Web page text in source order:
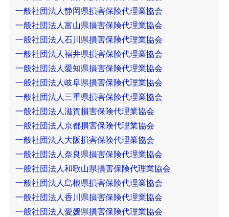
一般社団法人静岡県損害保険代理業協会
一般社団法人富山県損害保険代理業協会
一般社団法人石川県損害保険代理業協会
一般社団法人福井県損害保険代理業協会
一般社団法人愛知県損害保険代理業協会
一般社団法人岐阜県損害保険代理業協会
一般社団法人三重県損害保険代理業協会
一般社団法人滋賀損害保険代理業協会
一般社団法人京都損害保険代理業協会
一般社団法人大阪損害保険代理業協会
一般社団法人奈良県損害保険代理業協会
一般社団法人和歌山県損害保険代理業協会
一般社団法人島根県損害保険代理業協会
一般社団法人香川県損害保険代理業協会
一般社団法人愛媛県損害保険代理業協会